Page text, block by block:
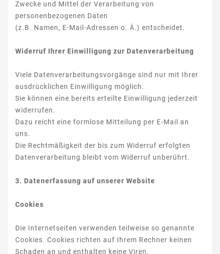
Zwecke und Mittel der Verarbeitung von
personenbezogenen Daten
(z.B. Namen, E-Mail-Adressen o. Ä.) entscheidet.
Widerruf Ihrer Einwilligung zur Datenverarbeitung
Viele Datenverarbeitungsvorgänge sind nur mit Ihrer
ausdrücklichen Einwilligung möglich.
Sie können eine bereits erteilte Einwilligung jederzeit
widerrufen.
Dazu reicht eine formlose Mitteilung per E-Mail an
uns.
Die Rechtmäßigkeit der bis zum Widerruf erfolgten
Datenverarbeitung bleibt vom Widerruf unberührt.
3. Datenerfassung auf unserer Website
Cookies
Die Internetseiten verwenden teilweise so genannte
Cookies. Cookies richten auf Ihrem Rechner keinen
Schaden an und enthalten keine Viren.